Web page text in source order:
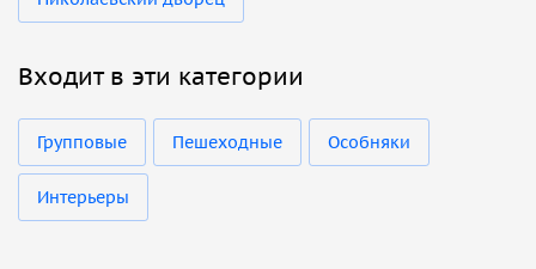
Входит в эти категории
Групповые Пешеходные Особняки
Интерьеры